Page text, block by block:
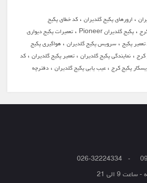
،ارورهای پکیج گلدیران،کد خطای پکیج
،پکیج گلدیران Pioneer ،تعمیرات پکیج دیواری
پکیج،سرویس پکیج گلدیران،هواگیری پکیج
کرج،نمایندگی پکیج گلدیران،تعمیر پکیج گلدیران،کد
پکیج کرج،عیب یابی پکیج گلدیران،دفترچه
9 الی 21